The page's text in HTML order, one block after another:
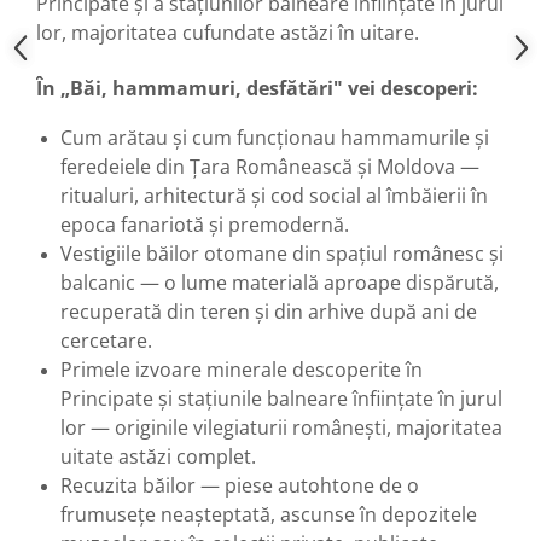
lor, majoritatea cufundate astăzi în uitare.
În „Băi, hammamuri, desfătări" vei descoperi:
Cum arătau și cum funcționau hammamurile și
feredeiele din Țara Românească și Moldova —
ritualuri, arhitectură și cod social al îmbăierii în
epoca fanariotă și premodernă.
Vestigiile băilor otomane din spațiul românesc și
balcanic — o lume materială aproape dispărută,
recuperată din teren și din arhive după ani de
cercetare.
Primele izvoare minerale descoperite în
Principate și stațiunile balneare înființate în jurul
lor — originile vilegiaturii românești, majoritatea
uitate astăzi complet.
Recuzita băilor — piese autohtone de o
frumusețe neașteptată, ascunse în depozitele